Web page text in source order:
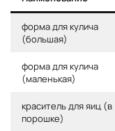
форма для кулича
(большая)
форма для кулича
(маленькая)
краситель для яиц (в
порошке)